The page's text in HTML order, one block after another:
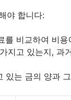
야 합니다:
를 비교하여 비
지고 있는지, 과
있는 금의 양과